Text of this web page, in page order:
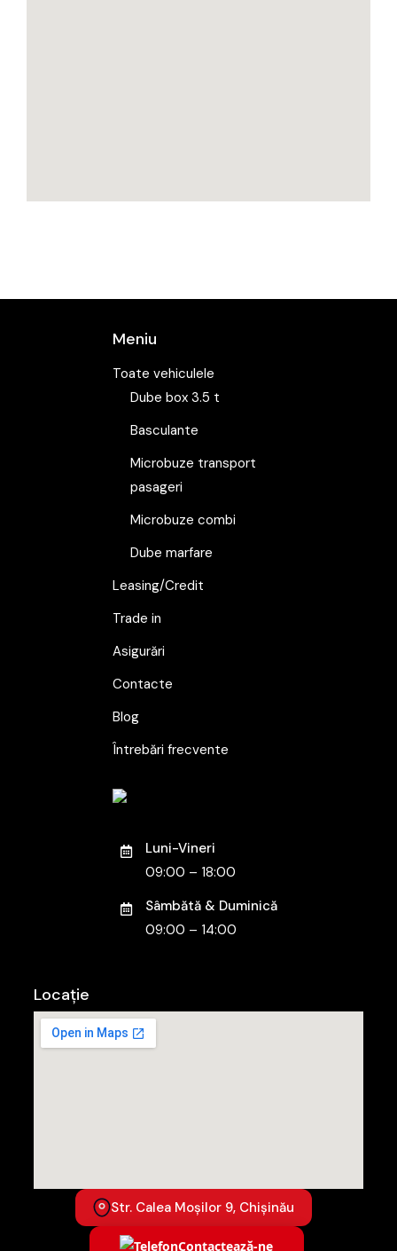
Meniu
Toate vehiculele
Dube box 3.5 t
Basculante
Microbuze transport
pasageri
Microbuze combi
Dube marfare
Leasing/Credit
Trade in
Asigurări
Contacte
Blog
Întrebări frecvente
Luni-Vineri
09:00 – 18:00
Sâmbătă & Duminică
09:00 – 14:00
Locație
Str. Calea Moșilor 9, Chișinău
Contactează-ne